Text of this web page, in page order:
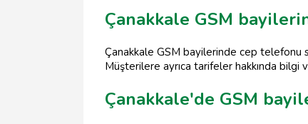
Çanakkale GSM
Çanakkale GSM bayilerinde cep telefonu
Müşterilere ayrıca tarifeler hakkında bilgi
Çanakkale'de GSM